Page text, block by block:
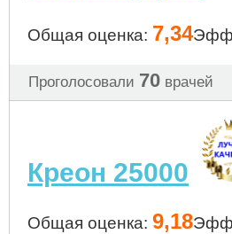
Общая оценка: 7,34
Проголосовали 70 врачей
Креон 25000
Общая оценка: 9,18